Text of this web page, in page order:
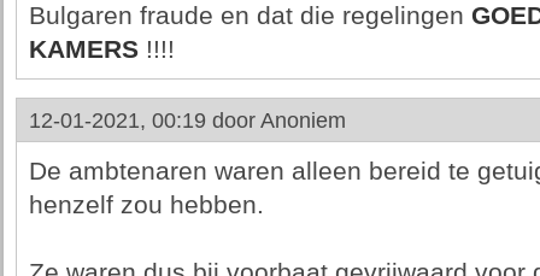
Bulgaren fraude en dat die regelingen
KAMERS !!!!
12-01-2021, 00:19 door Anoniem
De ambtenaren waren alleen bereid te
henzelf zou hebben.